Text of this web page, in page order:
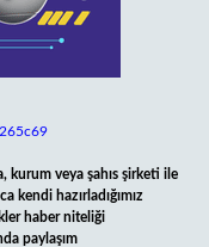
kurum veya şahıs şirketi ile
kendi hazırladığımız
haber niteliği
paylaşım